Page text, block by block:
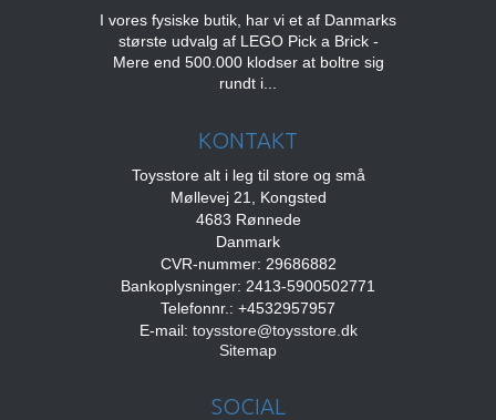
I vores fysiske butik, har vi et af Danmarks
største udvalg af LEGO Pick a Brick -
Mere end 500.000 klodser at boltre sig
rundt i...
KONTAKT
Toysstore alt i leg til store og små
Møllevej 21, Kongsted
4683 Rønnede
Danmark
CVR-nummer: 29686882
Bankoplysninger: 2413-5900502771
Telefonnr.: +4532957957
E-mail: toysstore@toysstore.dk
Sitemap
SOCIAL